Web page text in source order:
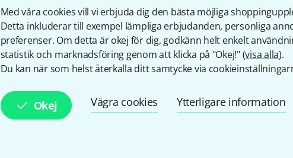
Med våra cookies vill vi erbjuda dig den bästa möjliga
Detta inkluderar till exempel lämpliga erbjudanden, personliga
preferenser. Om detta är okej för dig, godkänn helt enkelt
statistik och marknadsföring genom att klicka på "Okej!" (visa alla).
Du kan när som helst återkalla ditt samtycke via
Okej Vägra cookies Ytterligare information
Visste du?
Alla Onlineguide